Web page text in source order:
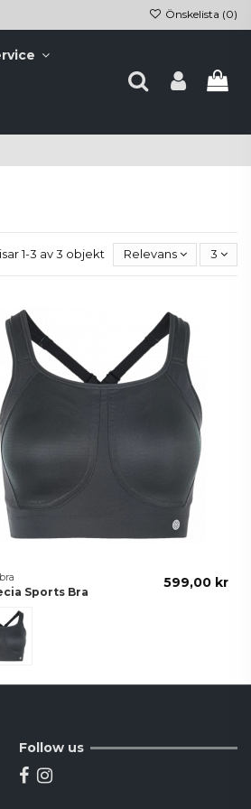
Önskelista (0)
1-3 av 3 objekt Relevans 3
Sports Bra
Svart
599,00 kr
Follow us